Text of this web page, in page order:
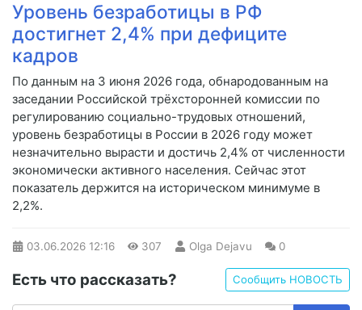
Уровень безработицы в РФ
достигнет 2,4% при дефиците
кадров
По данным на 3 июня 2026 года, обнародованным на
заседании Российской трёхсторонней комиссии по
регулированию социально-трудовых отношений,
уровень безработицы в России в 2026 году может
незначительно вырасти и достичь 2,4% от численности
экономически активного населения. Сейчас этот
показатель держится на историческом минимуме в
2,2%.
03.06.2026 12:16 307 Olga Dejavu 0
Есть что рассказать? Сообщить НОВОСТЬ